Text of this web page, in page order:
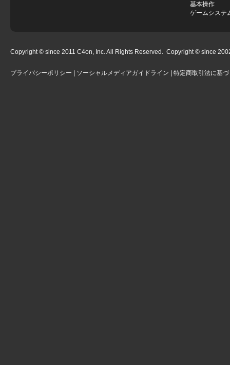
基本操作
ゲームシステ
Copyright © since 2011 C4on, Inc. All Rights Reserved. Copyright © since
プライバシーポリシー ソーシャルメディアガイドライン 特定商取引法に基